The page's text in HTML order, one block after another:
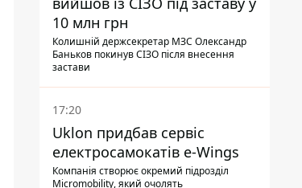
10 млн грн
Колишній держсекретар МЗС Олександр
Баньков покинув СІЗО після внесення
застави
17:20
Uklon придбав сервіс
електросамокатів e-Wings
Компанія створює окремий підрозділ
Micromobility, який очолять